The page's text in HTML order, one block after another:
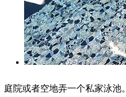
庭院或者空地弄一个私家泳池。